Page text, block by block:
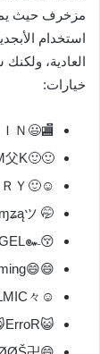
مزخرف حيث
استخدام
العادية،
خيارات:
🏬😃M尺ツ尺ude ・ＨＵＳＡＩＮ😄😄
🙂🙂V3NOM父K🙂🙂
☺🙂ＩＭ。ＣＲＹ☺🙂
🤭 ツHąɱʑąツ 🤭
😚ʚANGEL๛😚
😄😄Kajla多Gaming 😄 😆
☺DOŁMIC々☺
😺ErroR😸